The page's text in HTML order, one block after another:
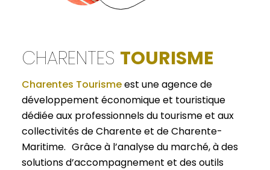
CHARENTES TOURISME
Charentes Tourismeest une agence de
développement économique et touristique
dédiée aux professionnels du tourisme et aux
collectivités de Charente et de Charente-
Maritime. Grâce à l’analyse du marché, à des
solutions d’accompagnement et des outils